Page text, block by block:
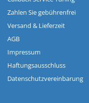
Zahlen Sie gebührenfrei
Versand & Lieferzeit
AGB
Impressum
Haftungsausschluss
Datenschutzvereinbarung